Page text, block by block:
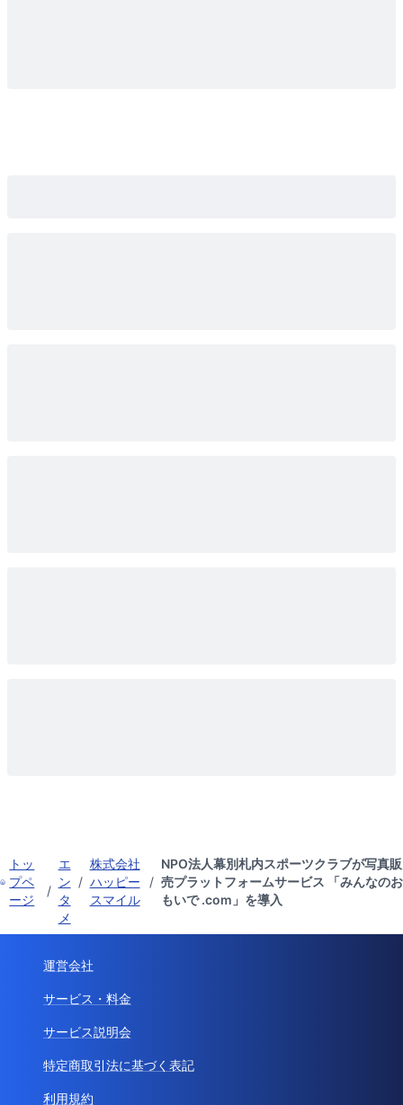
トッ
プペ
ージ
/
エ
ン
タ
メ
/
株式会社
ハッピー
スマイル
/
NPO法人幕別札内スポーツクラブが写真販
売プラットフォームサービス 「みんなのお
もいで .com」を導入
運営会社
サービス・料金
サービス説明会
特定商取引法に基づく表記
利用規約